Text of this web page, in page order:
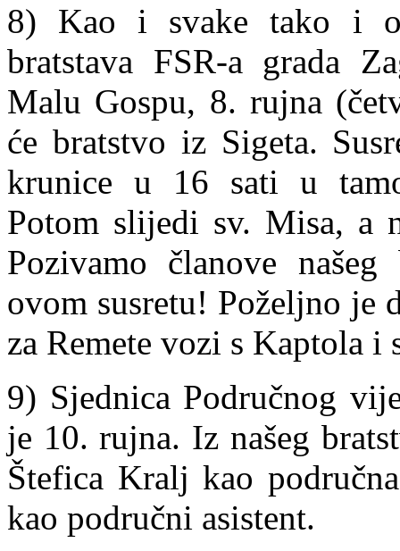
8) Kao i svake tako i
bratstava FSR-a grada
Malu Gospu, 8. rujna
će bratstvo iz Sigeta.
krunice u 16 sati u
Potom slijedi sv. Misa, a
Pozivamo članove
ovom susretu! Poželjno je
za Remete vozi s Kaptola i
9) Sjednica Područnog
je 10. rujna. Iz našeg
Štefica Kralj kao
kao područni asistent.